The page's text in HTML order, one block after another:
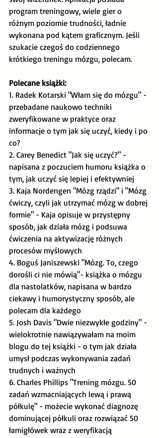
program treningowy, wiele gier o
różnym poziomie trudności, ładnie
wykonana pod kątem graficznym. Jeśli
szukacie czegoś do codziennego
krótkiego treningu mózgu, polecam.
Polecane książki:
1. Radek Kotarski "Włam się do mózgu" -
przebadane naukowo techniki
zweryfikowane w praktyce oraz
informacje o tym jak się uczyć, kiedy i po
co?
2. Carey Benedict "Jak się uczyć?" -
napisana z poczuciem humoru książka o
tym, jak uczyć się lepiej i efektywniej
3. Kaja Nordengen "Mózg rządzi" i "Mózg
ćwiczy, czyli jak utrzymać mózg w dobrej
formie" - Kaja opisuje w przystępny
sposób, jak działa mózg i podsuwa
ćwiczenia na aktywizację różnych
procesów myślowych
4. Boguś Janiszewski "Mózg. To, czego
dorośli ci nie mówią"- książka o mózgu
dla nastolatków, napisana w bardzo
ciekawy i humorystyczny sposób, ale
polecam dla każdego
5. Josh Davis "Dwie niezwykłe godziny" -
wielokrotnie nawiązywałam na moim
blogu do tej książki - o tym jak działa
umysł podczas wykonywania zadań
trudnych i ważnych
6. Charles Phillips "Trening mózgu. 50
zadań wzmacniających lewą i prawą
półkulę" - możecie wykonać diagnozę
dominującej półkuli oraz rozwiązać 50
łamigłówek wraz z weryfikacją